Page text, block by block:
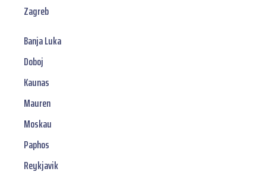
Zagreb
Banja Luka
Doboj
Kaunas
Mauren
Moskau
Paphos
Reykjavik